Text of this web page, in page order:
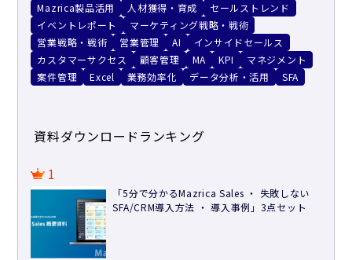
Mazrica製品活用
人材獲得・育成
セールストレンド
イベントレポート
マーケティング戦略・戦術
営業戦略・戦術
営業管理 AI
インサイドセールス
カスタマーサクセス
顧客管理 MA KPI
マネジメント
案件管理
Excel 業務効率化 データ分析・活用 SFA
資料ダウンロードランキング
1
「5分で分かるMazrica Sales ・ 失敗しない
SFA/CRM導入方法 ・ 導入事例」3点セット